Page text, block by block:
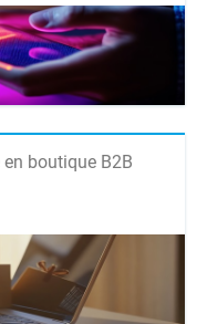
boutique B2B